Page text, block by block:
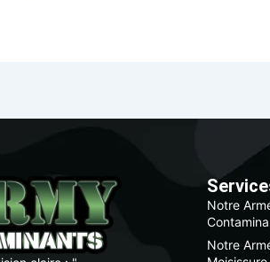
Notre
Notre